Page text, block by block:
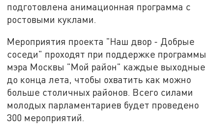
подготовлена анимационная программа с
ростовыми куклами.
Мероприятия проекта "Наш двор - Добрые
соседи" проходят при поддержке программы
мэра Москвы "Мой район" каждые выходные
до конца лета, чтобы охватить как можно
больше столичных районов. Всего силами
молодых парламентариев будет проведено
300 мероприятий.